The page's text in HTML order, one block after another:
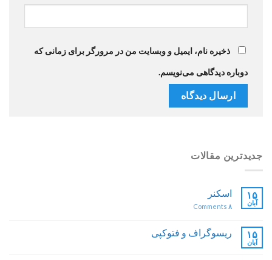
جدیدترین مقالات
۱۵
آبان
اسکنر
۸
۱۵
آبان
ریسوگراف و فتوکپی
ذخیره نام، ایمیل و وبسایت من در مرورگر برای زمانی که
دوباره دیدگاهی می‌نویسم.